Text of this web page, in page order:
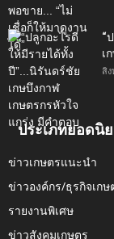
“
เ
สิ
ประเภทยอดนิ
ข่าวเกษตรแนะนำ
ข่าวองค์กร/ธุรกิจเกษ
รายงานพิเศษ
ข่าวสังคมเกษตร